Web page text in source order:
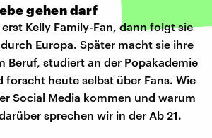
gehen darf
Kelly Family-Fan, dann folgt sie
Europa. Später macht sie ihre
Beruf, studiert an der Popakademie
forscht heute selbst über Fans. Wie
Social Media kommen und warum
sprechen wir in der Ab 21.